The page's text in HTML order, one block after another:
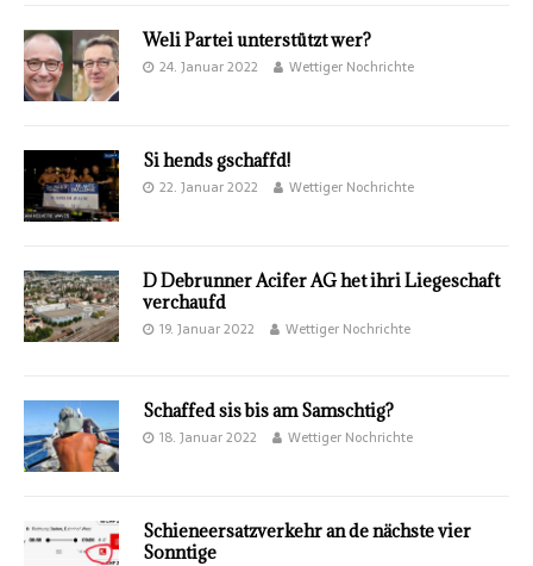
Weli Partei unterstützt wer?
24. Januar 2022 Wettiger Nochrichte
Si hends gschaffd!
22. Januar 2022 Wettiger Nochrichte
D Debrunner Acifer AG het ihri Liegeschaft
verchaufd
19. Januar 2022 Wettiger Nochrichte
Schaffed sis bis am Samschtig?
18. Januar 2022 Wettiger Nochrichte
Schieneersatzverkehr an de nächste vier
Sonntige